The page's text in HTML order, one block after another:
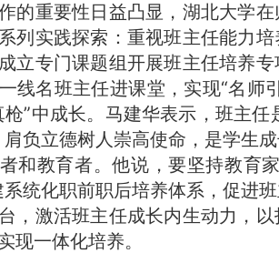
的重要性日益凸显，湖北大学
列实践探索：重视班主任能力
立专门课题组开展班主任培养
线名班主任进课堂，实现“名师
枪”中成长。马建华表示，班主任
肩负立德树人崇高使命，是学生
和教育者。他说，要坚持教育
系统化职前职后培养体系，促进
，激活班主任成长内生动力，
现一体化培养。